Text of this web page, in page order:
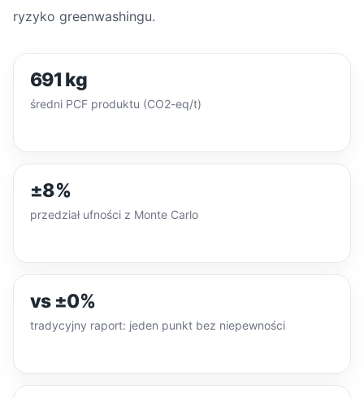
ryzyko greenwashingu.
691 kg
średni PCF produktu (CO2-eq/t)
±8%
przedział ufności z Monte Carlo
vs ±0%
tradycyjny raport: jeden punkt bez niepewności